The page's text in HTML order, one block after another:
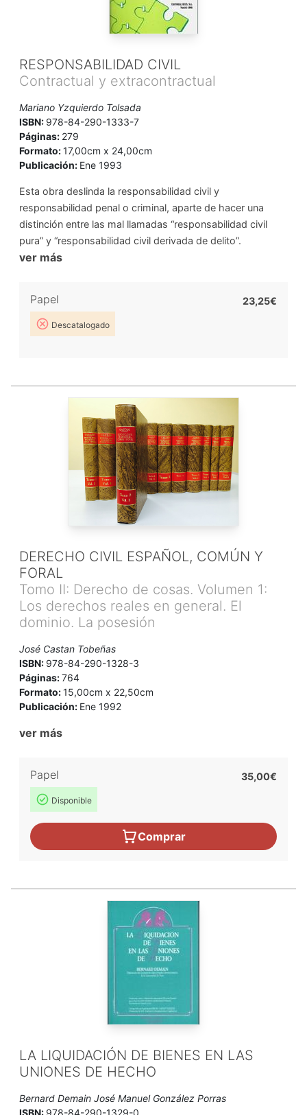
RESPONSABILIDAD CIVIL
Contractual y extracontractual
Mariano Yzquierdo Tolsada
ISBN: 978-84-290-1333-7
Páginas: 279
Formato:17,00cm x 24,00cm
Publicación: Ene 1993
Esta obra deslinda la responsabilidad civil y
responsabilidad penal o criminal, aparte de hacer una
distinción entre las mal llamadas “responsabilidad civil
pura” y “responsabilidad civil derivada de delito”.
ver más
Papel
Descatalogado
23,25€
DERECHO CIVIL ESPAÑOL, COMÚN Y
FORAL
Tomo II: Derecho de cosas. Volumen 1:
Los derechos reales en general. El
dominio. La posesión
José Castan Tobeñas
ISBN: 978-84-290-1328-3
Páginas:764
Formato:15,00cm x 22,50cm
Publicación: Ene 1992
ver más
Papel
Disponible
35,00€
Comprar
LA LIQUIDACIÓN DE BIENES EN LAS
UNIONES DE HECHO
Bernard Demain José Manuel González Porras